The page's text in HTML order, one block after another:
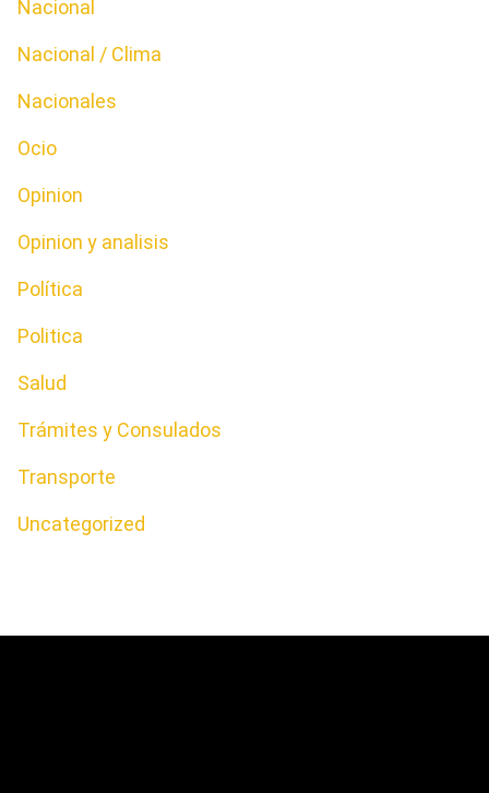
Nacional
Nacional / Clima
Nacionales
Ocio
Opinion
Opinion y analisis
Política
Politica
Salud
Trámites y Consulados
Transporte
Uncategorized